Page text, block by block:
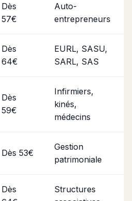
Dès
57€
Auto-
entrepreneurs
Dès
64€
EURL, SASU,
SARL, SAS
Dès
59€
Infirmiers,
kinés,
médecins
Dès 53€
Gestion
patrimoniale
Dès
Structures